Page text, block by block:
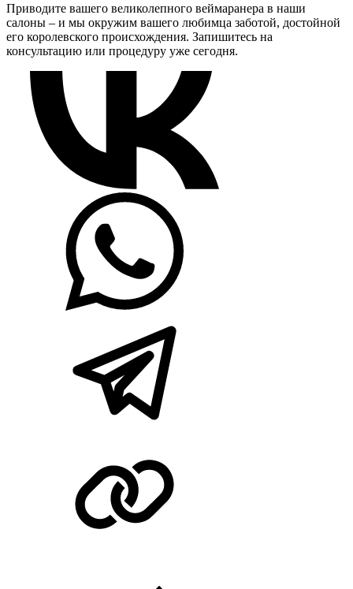
Приводите вашего великолепного веймаранера в наши
салоны – и мы окружим вашего любимца заботой, достойной
его королевского происхождения. Запишитесь на
консультацию или процедуру уже сегодня.